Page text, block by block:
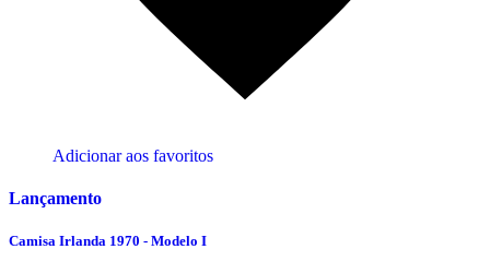
Adicionar aos favoritos
Lançamento
Camisa Irlanda 1970 - Modelo I